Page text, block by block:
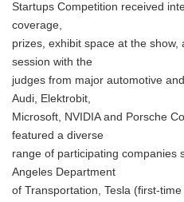
Startups Competition received
coverage,
prizes, exhibit space at the
session with the
judges from major automotive
Audi, Elektrobit,
Microsoft, NVIDIA and Porsche
featured a diverse
range of participating companies
Angeles Department
of Transportation, Tesla (first-